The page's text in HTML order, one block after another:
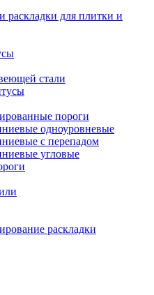
для плитки и
стали
пороги
одноуровневые
с перепадом
угловые
раскладки